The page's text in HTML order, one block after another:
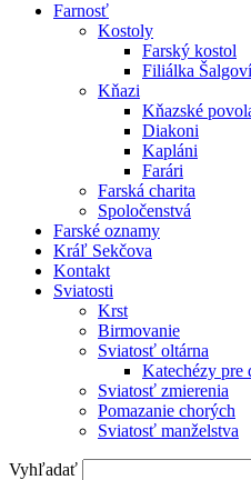
Farnosť
Kostoly
Farský kostol
Filiálka
Kňazi
Kňazské
Diakoni
Kapláni
Farári
Farská charita
Spoločenstvá
Farské oznamy
Kráľ Sekčova
Kontakt
Sviatosti
Krst
Birmovanie
Sviatosť oltárna
Katechézy pre
Sviatosť zmierenia
Pomazanie chorých
Sviatosť manželstva
Vyhľadať